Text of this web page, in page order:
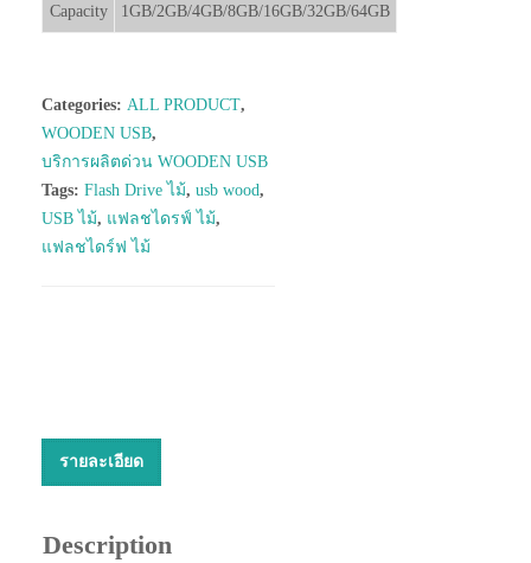
Capacity 1GB/2GB/4GB/8GB/16GB/32GB/64GB
Categories: ALL PRODUCT,
WOODEN USB,
บริการผลิตด่วน WOODEN USB
Tags: Flash Drive ไม้, usb wood,
USB ไม้, แฟลชไดรฟ์ ไม้,
แฟลชไดร์ฟ ไม้
รายละเอียด
Description